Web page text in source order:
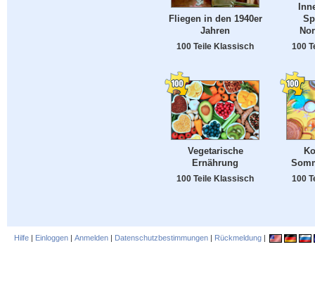
Fliegen in den 1940er
Jahren
100 Teile Klassisch 100
Vegetarische
Ernährung
100 Teile Klassisch 100
Hilfe | Einloggen | Anmelden | Datenschutzbestimmungen | Rückmeldung |